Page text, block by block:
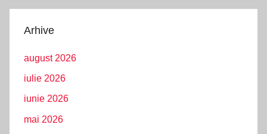
Arhive
august 2026
iulie 2026
iunie 2026
mai 2026